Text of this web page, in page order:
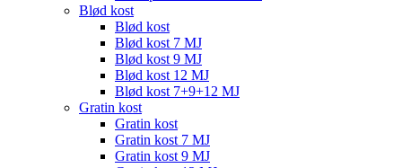
Blød kost
Blød kost
Blød kost 7 MJ
Blød kost 9 MJ
Blød kost 12 MJ
Blød kost 7+9+12 MJ
Gratin kost
Gratin kost
Gratin kost 7 MJ
Gratin kost 9 MJ